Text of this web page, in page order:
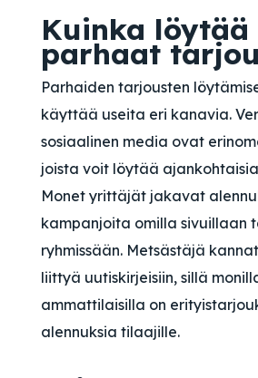
Kuinka löytää
parhaat
Parhaiden tarjousten
käyttää useita eri kanavia.
sosiaalinen media ovat
joista voit löytää
Monet yrittäjät jakavat
kampanjoita omilla sivuillaan
ryhmissään. Metsästäjä
liittyä uutiskirjeisiin, sillä
ammattilaisilla on
alennuksia tilaajille.